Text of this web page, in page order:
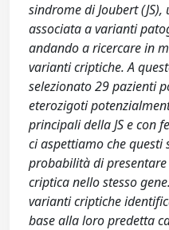
sindrome di Joubert
associata a varianti
andando a ricercare in
varianti criptiche. A
selezionato 29 pazienti
eterozigoti
principali della JS e con
ci aspettiamo che
probabilità di
criptica nello stesso
varianti criptiche
base alla loro predetta